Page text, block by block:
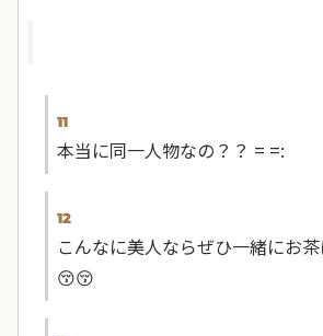
11
本当に同一人物なの？？ = =:
12
こんなに美人ならぜひ一緒にお
😚😚